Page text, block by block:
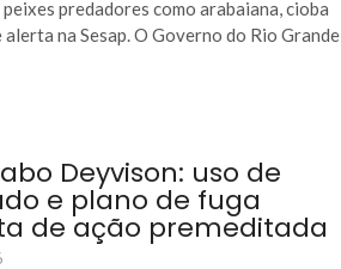
predadores como arabaiana, cioba
na Sesap. O Governo do Rio Grande
Deyvison: uso de
e plano de fuga
de ação premeditada